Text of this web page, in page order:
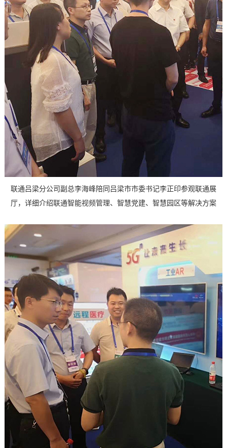
联通吕梁分公司副总李海峰陪同吕梁市市委书记李正印参观联通展
厅，详细介绍联通智能视频管理、智慧党建、智慧园区等解决方案